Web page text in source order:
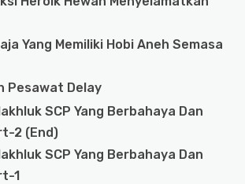
Yang Memiliki Hobi Aneh Semasa
Pesawat Delay
SCP Yang Berbahaya Dan
2 (End)
SCP Yang Berbahaya Dan
1